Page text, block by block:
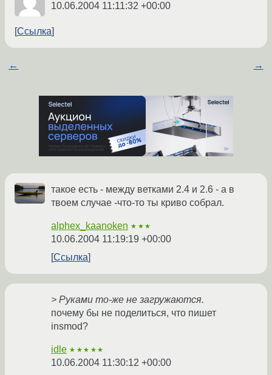
10.06.2004 11:11:32 +00:00
Ссылка
← →
такое есть - между ветками 2.4 и 2.6 - а в
твоем случае -что-то ты криво собрал.
alphex_kaanoken ★★★
10.06.2004 11:19:19 +00:00
Ссылка
> Руками то-же не загружаются.
почему бы не поделиться, что пишет
insmod?
idle ★★★★★
10.06.2004 11:30:12 +00:00